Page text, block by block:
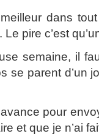
dans
Le pire c’est
semaine, il
se parent d’un
pour
et que je n’ai